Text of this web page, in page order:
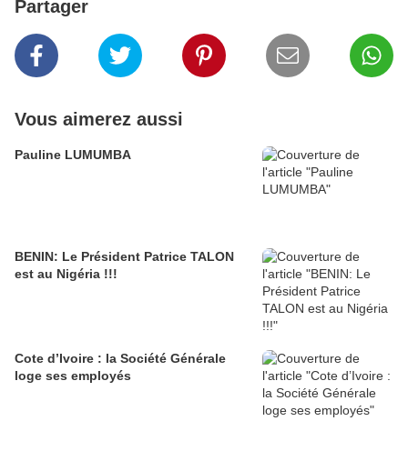
Partager
Vous aimerez aussi
Pauline LUMUMBA
BENIN: Le Président Patrice TALON
est au Nigéria !!!
Cote d’Ivoire : la Société Générale
loge ses employés